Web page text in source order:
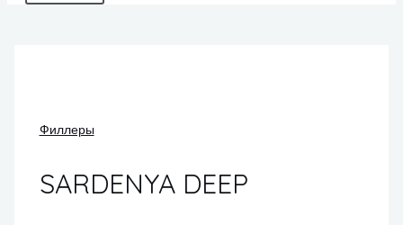
Филлеры
SARDENYA DEEP